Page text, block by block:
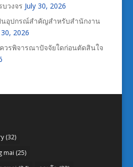
วงจร July 30, 2026
นอุปกรณ์สำคัญสำหรับสำนักงาน
30, 2026
วรพิจารณาปัจจัยใดก่อนตัดสินใจ
(32)
mai (25)